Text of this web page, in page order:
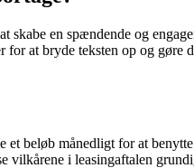
skabe en spændende og
at bryde teksten op og
et beløb månedligt for at
i leasingaftalen